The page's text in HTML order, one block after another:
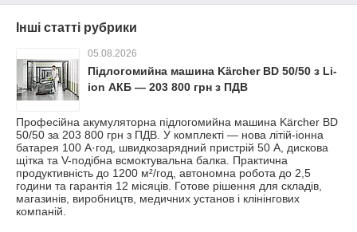
Інші статті рубрики
05.08.2026
Підлогомийна машина Kärcher BD 50/50 з Li-
ion АКБ — 203 800 грн з ПДВ
Професійна акумуляторна підлогомийна машина Kärcher BD
50/50 за 203 800 грн з ПДВ. У комплекті — нова літій-іонна
батарея 100 А·год, швидкозарядний пристрій 50 А, дискова
щітка та V-подібна всмоктувальна балка. Практична
продуктивність до 1200 м²/год, автономна робота до 2,5
години та гарантія 12 місяців. Готове рішення для складів,
магазинів, виробництв, медичних установ і клінінгових
компаній.